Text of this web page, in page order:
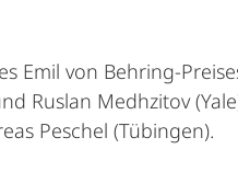
von Behring-
Ruslan Medhzitov
Peschel (Tübingen).